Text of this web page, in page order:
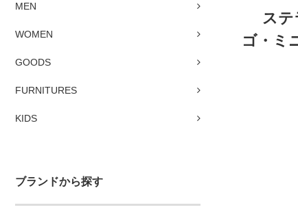
MEN
WOMEN
GOODS
FURNITURES
KIDS
ブランドから探す
ステ
ゴ・ミ